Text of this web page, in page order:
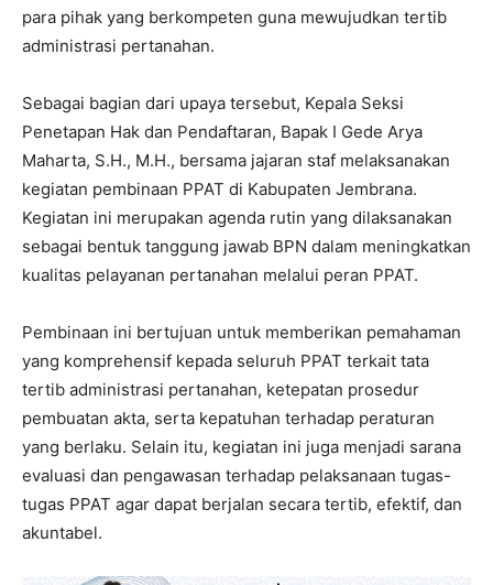
para pihak yang berkompeten guna mewujudkan tertib
administrasi pertanahan.
Sebagai bagian dari upaya tersebut, Kepala Seksi
Penetapan Hak dan Pendaftaran, Bapak I Gede Arya
Maharta, S.H., M.H., bersama jajaran staf melaksanakan
kegiatan pembinaan PPAT di Kabupaten Jembrana.
Kegiatan ini merupakan agenda rutin yang dilaksanakan
sebagai bentuk tanggung jawab BPN dalam meningkatkan
kualitas pelayanan pertanahan melalui peran PPAT.
Pembinaan ini bertujuan untuk memberikan pemahaman
yang komprehensif kepada seluruh PPAT terkait tata
tertib administrasi pertanahan, ketepatan prosedur
pembuatan akta, serta kepatuhan terhadap peraturan
yang berlaku. Selain itu, kegiatan ini juga menjadi sarana
evaluasi dan pengawasan terhadap pelaksanaan tugas-
tugas PPAT agar dapat berjalan secara tertib, efektif, dan
akuntabel.